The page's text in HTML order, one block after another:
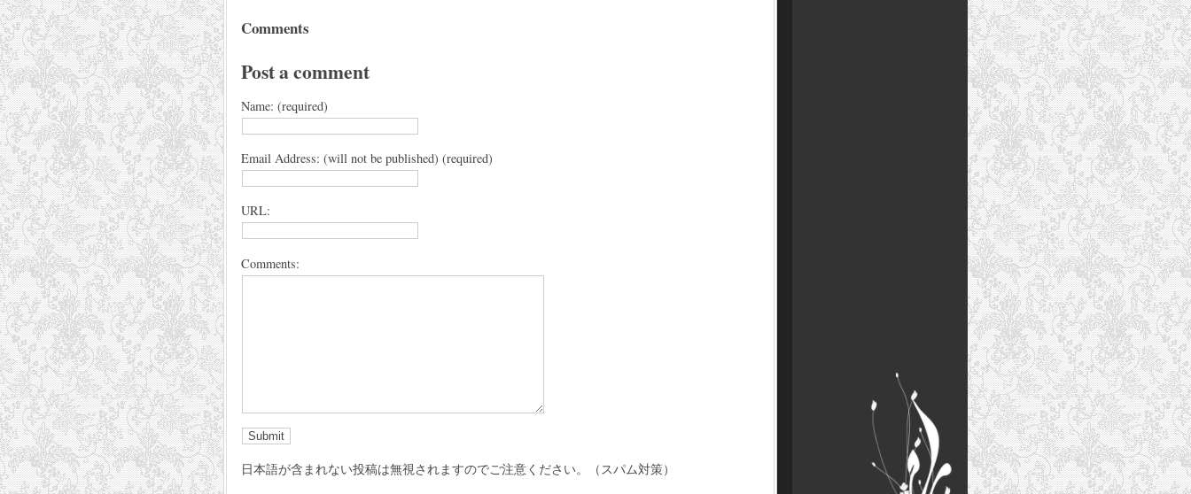
Comments
Post a comment
Name: (required)
Email Address: (will not be published) (required)
URL:
Comments:
日本語が含まれない投稿は無視されますのでご注意ください。（スパム対策）